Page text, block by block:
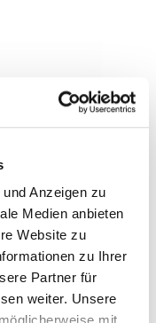
Anzeigen zu
Medien anbieten
Website zu
zu Ihrer
Partner für
weiter. Unsere